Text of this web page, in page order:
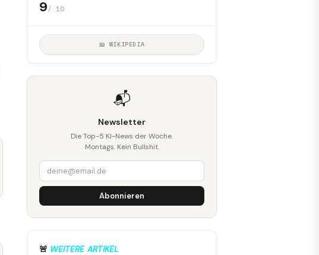
9/ 10
📖 WIKIPEDIA
📬
Newsletter
Die Top-5 KI-News der Woche.
Montags. Kein Bullshit.
Abonnieren
🚨 WEITERE ARTIKEL